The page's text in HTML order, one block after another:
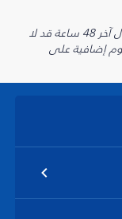
* تم الحصول على جميع الأسعار المعروضة خلال آخر 48 ساعة قد لا
إضافية على